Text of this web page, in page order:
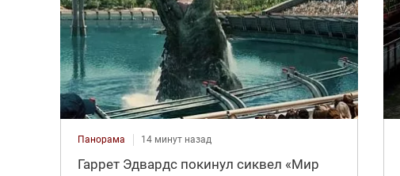
Панорама 14 минут назад
Гаррет Эдвардс покинул сиквел «Мир